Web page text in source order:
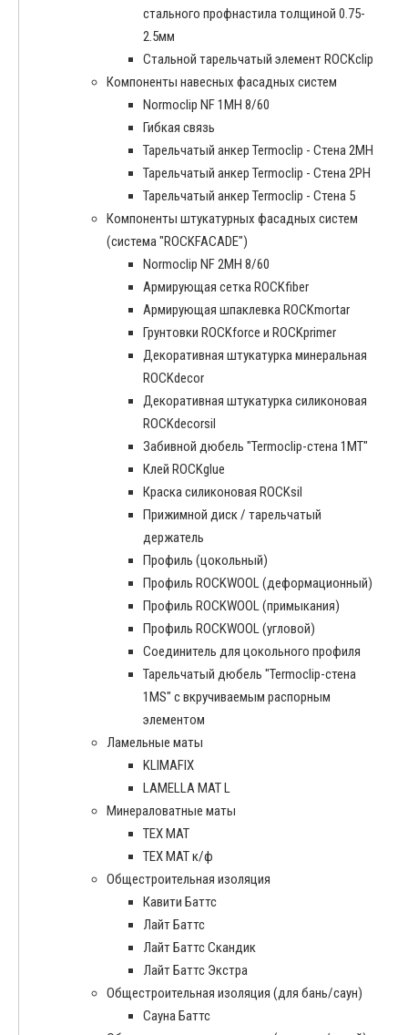
стального профнастила толщиной 0.75-
2.5мм
Стальной тарельчатый элемент ROCKclip
Компоненты навесных фасадных систем
Normoclip NF 1MH 8/60
Гибкая связь
Тарельчатый анкер Termoclip - Стена 2MH
Тарельчатый анкер Termoclip - Стена 2PH
Тарельчатый анкер Termoclip - Стена 5
Компоненты штукатурных фасадных систем
(система "ROCKFACADE")
Normoclip NF 2MH 8/60
Армирующая сетка ROCKfiber
Армирующая шпаклевка ROCKmortar
Грунтовки ROCKforce и ROCKprimer
Декоративная штукатурка минеральная
ROCKdecor
Декоративная штукатурка силиконовая
ROCKdecorsil
Забивной дюбель "Termoclip-стена 1MT"
Клей ROCKglue
Краска силиконовая ROCKsil
Прижимной диск / тарельчатый
держатель
Профиль (цокольный)
Профиль ROCKWOOL (деформационный)
Профиль ROCKWOOL (примыкания)
Профиль ROCKWOOL (угловой)
Соединитель для цокольного профиля
Тарельчатый дюбель "Termoclip-стена
1MS" с вкручиваемым распорным
элементом
Ламельные маты
KLIMAFIX
LAMELLA MAT L
Минераловатные маты
ТЕХ МАТ
ТЕХ МАТ к/ф
Общестроительная изоляция
Кавити Баттс
Лайт Баттс
Лайт Баттс Скандик
Лайт Баттс Экстра
Общестроительная изоляция (для бань/саун)
Сауна Баттс